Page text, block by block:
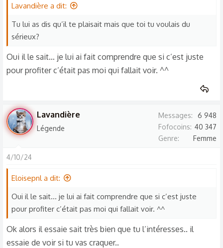
Lavandière a dit:
Tu lui as dis qu’il te plaisait mais que toi tu voulais du
sérieux?
Oui il le sait… je lui ai fait comprendre que si c’est juste
pour profiter c’était pas moi qui fallait voir. ^^
Lavandière
Légende
Messages
6 948
Fofocoins 40 347
Genre
Femme
4/10/24
Eloisepnl a dit:
Oui il le sait… je lui ai fait comprendre que si c’est juste
pour profiter c’était pas moi qui fallait voir. ^^
Ok alors il essaie sait très bien que tu l’intéresses.. il
essaie de voir si tu vas craquer..